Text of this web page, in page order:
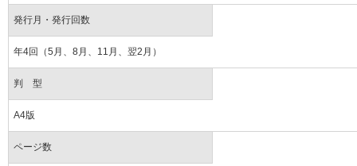
発行月・発行回数
年4回（5月、8月、11月、翌2月）
判 型
A4版
ページ数